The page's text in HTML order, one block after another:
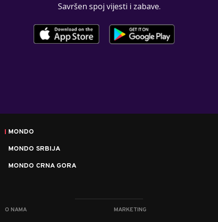
Savršen spoj vijesti i zabave.
MONDO
MONDO SRBIJA
MONDO CRNA GORA
O NAMA MARKETING